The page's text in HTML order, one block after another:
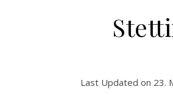
Last Updated on 23.